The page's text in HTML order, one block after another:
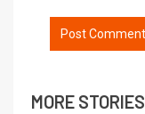
MORE STORIES